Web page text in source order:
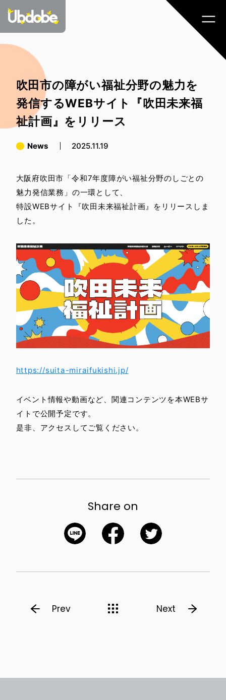
吹田市の障がい福祉分野の魅力を
発信するWEBサイト『吹田未来福
祉計画』をリリース
News 2025.11.19
大阪府吹田市「令和7年度障がい福祉分野のしごとの
魅力発信業務」の一環として、
特設WEBサイト『吹田未来福祉計画』をリリースしま
した。
https://suita-miraifukishi.jp/
イベント情報や動画など、関連コンテンツを本WEBサ
イトで公開予定です。
是非、アクセスしてご覧ください。
Share on
Prev Next